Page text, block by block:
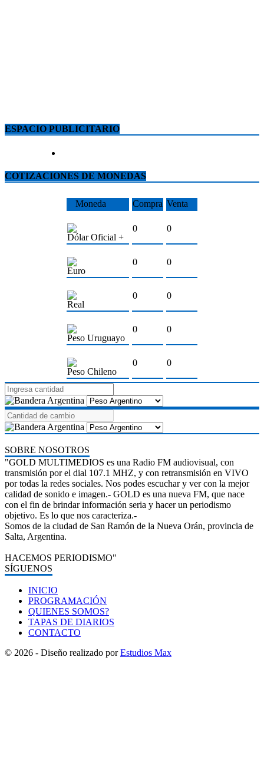
ESPACIO PUBLICITARIO
COTIZACIONES DE MONEDAS
Moneda Compra Venta
Dólar Oficial +
0 0
Euro
0 0
Real
0 0
Peso Uruguayo
0 0
Peso Chileno
0 0
SOBRE NOSOTROS
"GOLD MULTIMEDIOS es una Radio FM audiovisual, con
transmisión por el dial 107.1 MHZ, y con retransmisión en VIVO
por todas la redes sociales. Nos podes escuchar y ver con la mejor
calidad de sonido e imagen.- GOLD es una nueva FM, que nace
con el fin de brindar información seria y hacer un periodismo
objetivo. Es lo que nos caracteriza.-
Somos de la ciudad de San Ramón de la Nueva Orán, provincia de
Salta, Argentina.
HACEMOS PERIODISMO"
SÍGUENOS
INICIO
PROGRAMACIÓN
QUIENES SOMOS?
TAPAS DE DIARIOS
CONTACTO
© 2026 - Diseño realizado porEstudios Max